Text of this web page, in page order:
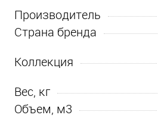
Производитель
Страна бренда
Коллекция
Вес, кг
Объем, м3